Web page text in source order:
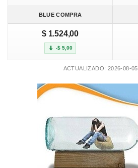
BLUE COMPRA
$ 1.524,00
-$ 5,00
ACTUALIZADO: 2026-08-